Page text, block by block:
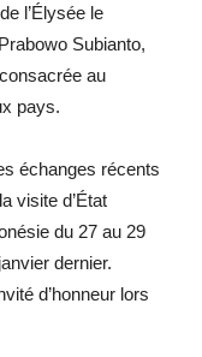
l’Élysée le
Subianto,
au
pays.
échanges récents
visite d’État
du 27 au 29
dernier.
d’honneur lors